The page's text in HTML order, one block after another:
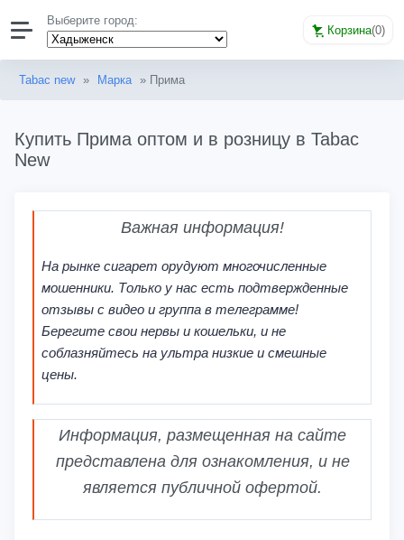
Выберите город:
Корзина(0)
Tabac new » Марка » Прима
Купить Прима оптом и в розницу в Tabac
New
Важная информация!
На рынке сигарет орудуют многочисленные
мошенники. Только у нас есть подтвержденные
отзывы с видео и группа в телеграмме!
Берегите свои нервы и кошельки, и не
соблазняйтесь на ультра низкие и смешные
цены.
Информация, размещенная на сайте
представлена для ознакомления, и не
является публичной офертой.